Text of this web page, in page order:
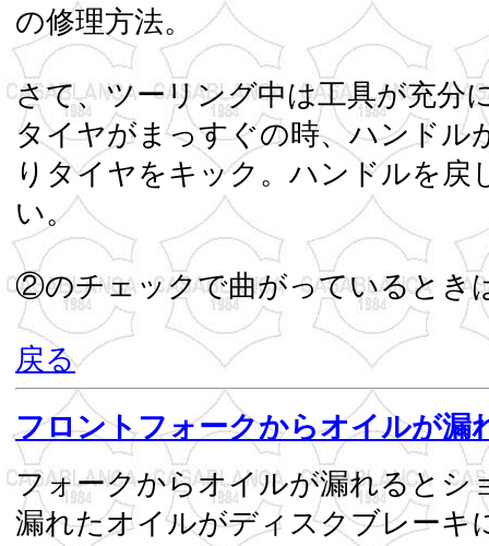
の修
さて、ツーリング中は工具が充分
タイヤがまっすぐの時、ハンドル
りタイヤをキック。ハンドルを戻
②のチェックで曲がって
戻る
フロントフォークからオイルが漏
フォークからオイルが漏れるとシ
漏れたオイルがディスクブレーキ